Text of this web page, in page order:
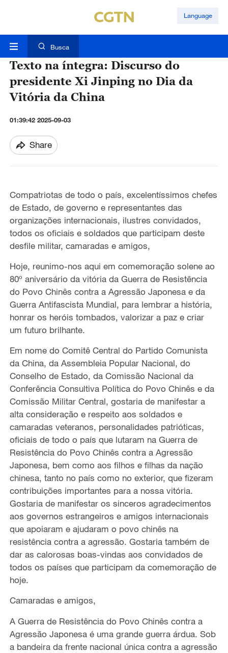
Language
Busca
Texto na íntegra: Discurso do
presidente Xi Jinping no Dia da
Vitória da China
01:39:42 2025-09-03
Share
Compatriotas de todo o país, excelentíssimos chefes
de Estado, de governo e representantes das
organizações internacionais, ilustres convidados,
todos os oficiais e soldados que participam deste
desfile militar, camaradas e amigos,
Hoje, reunimo-nos aqui em comemoração solene ao
80º aniversário da vitória da Guerra de Resistência
do Povo Chinês contra a Agressão Japonesa e da
Guerra Antifascista Mundial, para lembrar a história,
honrar os heróis tombados, valorizar a paz e criar
um futuro brilhante.
Em nome do Comitê Central do Partido Comunista
da China, da Assembleia Popular Nacional, do
Conselho de Estado, da Comissão Nacional da
Conferência Consultiva Política do Povo Chinês e da
Comissão Militar Central, gostaria de manifestar a
alta consideração e respeito aos soldados e
camaradas veteranos, personalidades patrióticas,
oficiais de todo o país que lutaram na Guerra de
Resistência do Povo Chinês contra a Agressão
Japonesa, bem como aos filhos e filhas da nação
chinesa, tanto no país como no exterior, que fizeram
contribuições importantes para a nossa vitória.
Gostaria de manifestar os sinceros agradecimentos
aos governos estrangeiros e amigos internacionais
que apoiaram e ajudaram o povo chinês na
resistência contra a agressão. Gostaria também de
dar as calorosas boas-vindas aos convidados de
todos os países que participam da comemoração de
hoje.
Camaradas e amigos,
A Guerra de Resistência do Povo Chinês contra a
Agressão Japonesa é uma grande guerra árdua. Sob
a bandeira da frente nacional única contra a agressão